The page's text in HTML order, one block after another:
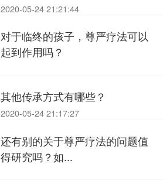
2020-05-24 21:21:44
对于临终的孩子，尊严疗法可以
起到作用吗？
其他传承方式有哪些？
2020-05-24 21:17:27
还有别的关于尊严疗法的问题值
得研究吗？如...